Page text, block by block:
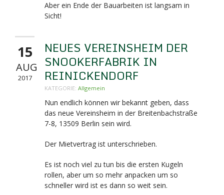
Aber ein Ende der Bauarbeiten ist langsam in
Sicht!
15
AUG
2017
NEUES VEREINSHEIM DER
SNOOKERFABRIK IN
REINICKENDORF
KATEGORIE: Allgemein
Nun endlich können wir bekannt geben, dass
das neue Vereinsheim in der Breitenbachstraße
7-8, 13509 Berlin sein wird.
Der Mietvertrag ist unterschrieben.
Es ist noch viel zu tun bis die ersten Kugeln
rollen, aber um so mehr anpacken um so
schneller wird ist es dann so weit sein.